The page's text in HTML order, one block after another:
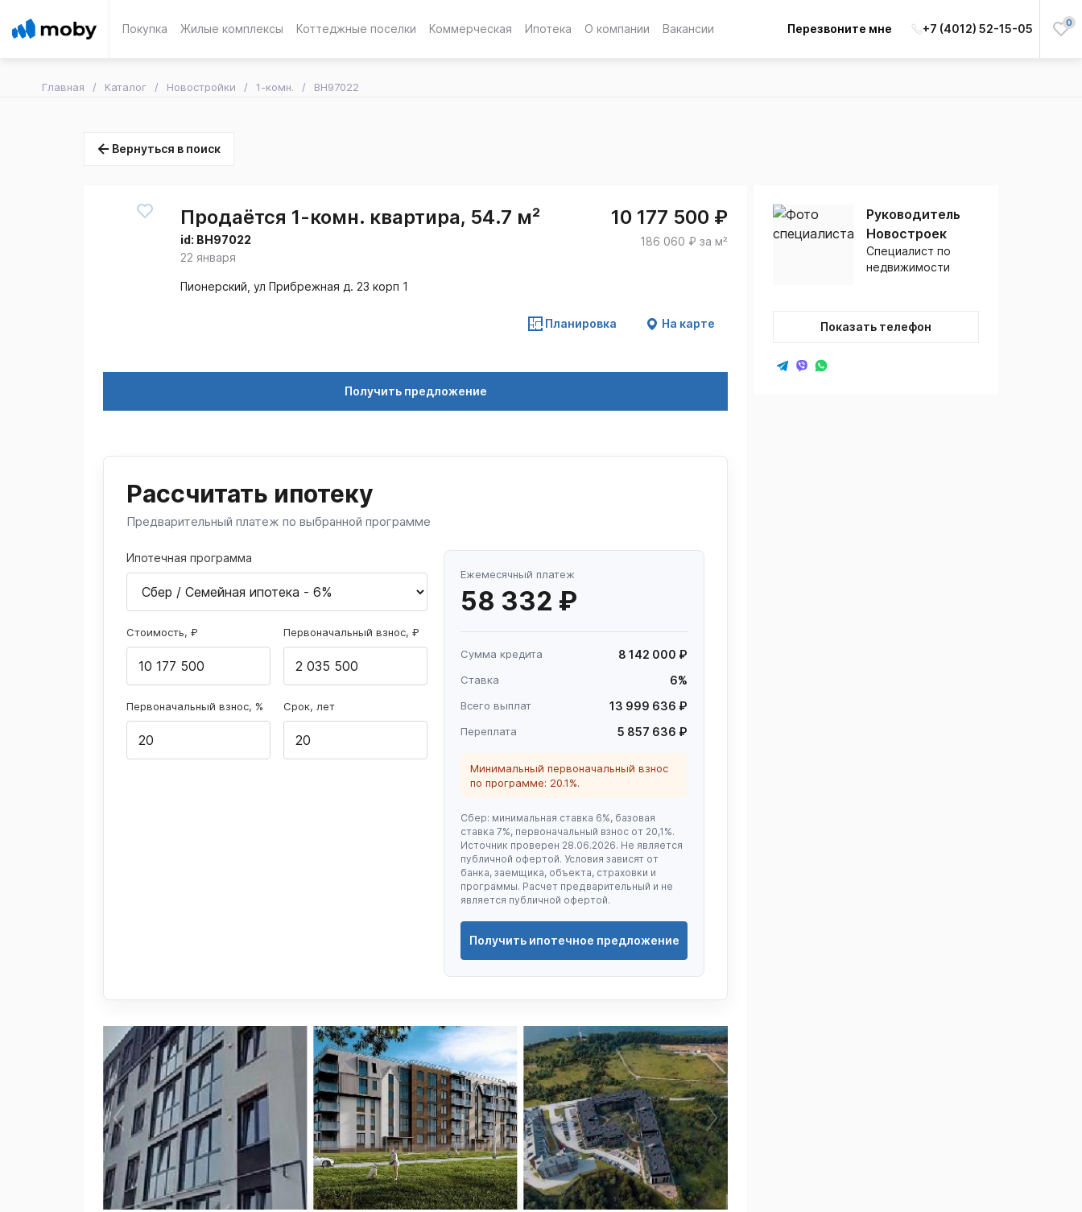
Покупка Жилые комплексы Коттеджные поселки Коммерческая Ипотека О компании Вакансии Перезвоните мне +7 (4012) 52-15-05 0
Главная Каталог Новостройки 1-комн. BH97022
Вернуться в поиск
Продаётся 1-комн. квартира, 54.7 м²
id: BH97022
22 января
10 177 500 ₽
186 060 ₽ за м²
Пионерский, ул Прибрежная д. 23 корп 1
Планировка На карте
Получить предложение
Рассчитать ипотеку
Предварительный платеж по выбранной программе
Ипотечная программа
Стоимость, ₽ Первоначальный взнос, ₽
Первоначальный взнос, % Срок, лет
Ежемесячный платеж
58 332 ₽
Сумма кредита 8 142 000 ₽
Ставка 6%
Всего выплат 13 999 636 ₽
Переплата 5 857 636 ₽
Минимальный первоначальный взнос
по программе: 20.1%.
Сбер: минимальная ставка 6%, базовая
ставка 7%, первоначальный взнос от 20,1%.
Источник проверен 28.06.2026. Не является
публичной офертой. Условия зависят от
банка, заемщика, объекта, страховки и
программы. Расчет предварительный и не
является публичной офертой.
Получить ипотечное предложение
1
/
8
Руководитель
Новостроек
Специалист по
недвижимости
Показать телефон